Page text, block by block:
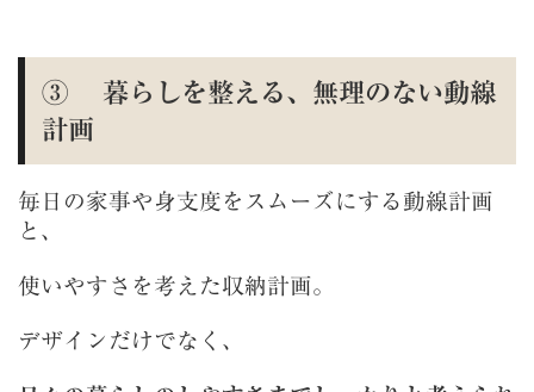
③ 暮らしを整える、無理のない動線
計画
毎日の家事や身支度をスムーズにする動線計画
と、
使いやすさを考えた収納計画。
デザインだけでなく、